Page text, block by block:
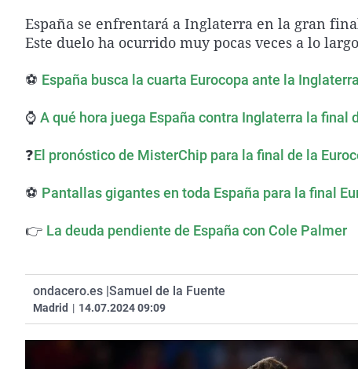
España se enfrentará a Inglaterra en la gran
Este duelo ha ocurrido muy pocas veces a lo
⚽ España busca la cuarta Eurocopa ante la
⌚ A qué hora juega España contra Inglaterra la final
❓El pronóstico de MisterChip para la final de la
⚽ Pantallas gigantes en toda España para la final
👉 La deuda pendiente de España con Cole Palmer
ondacero.es |Samuel de la Fuente
Madrid | 14.07.2024 09:09